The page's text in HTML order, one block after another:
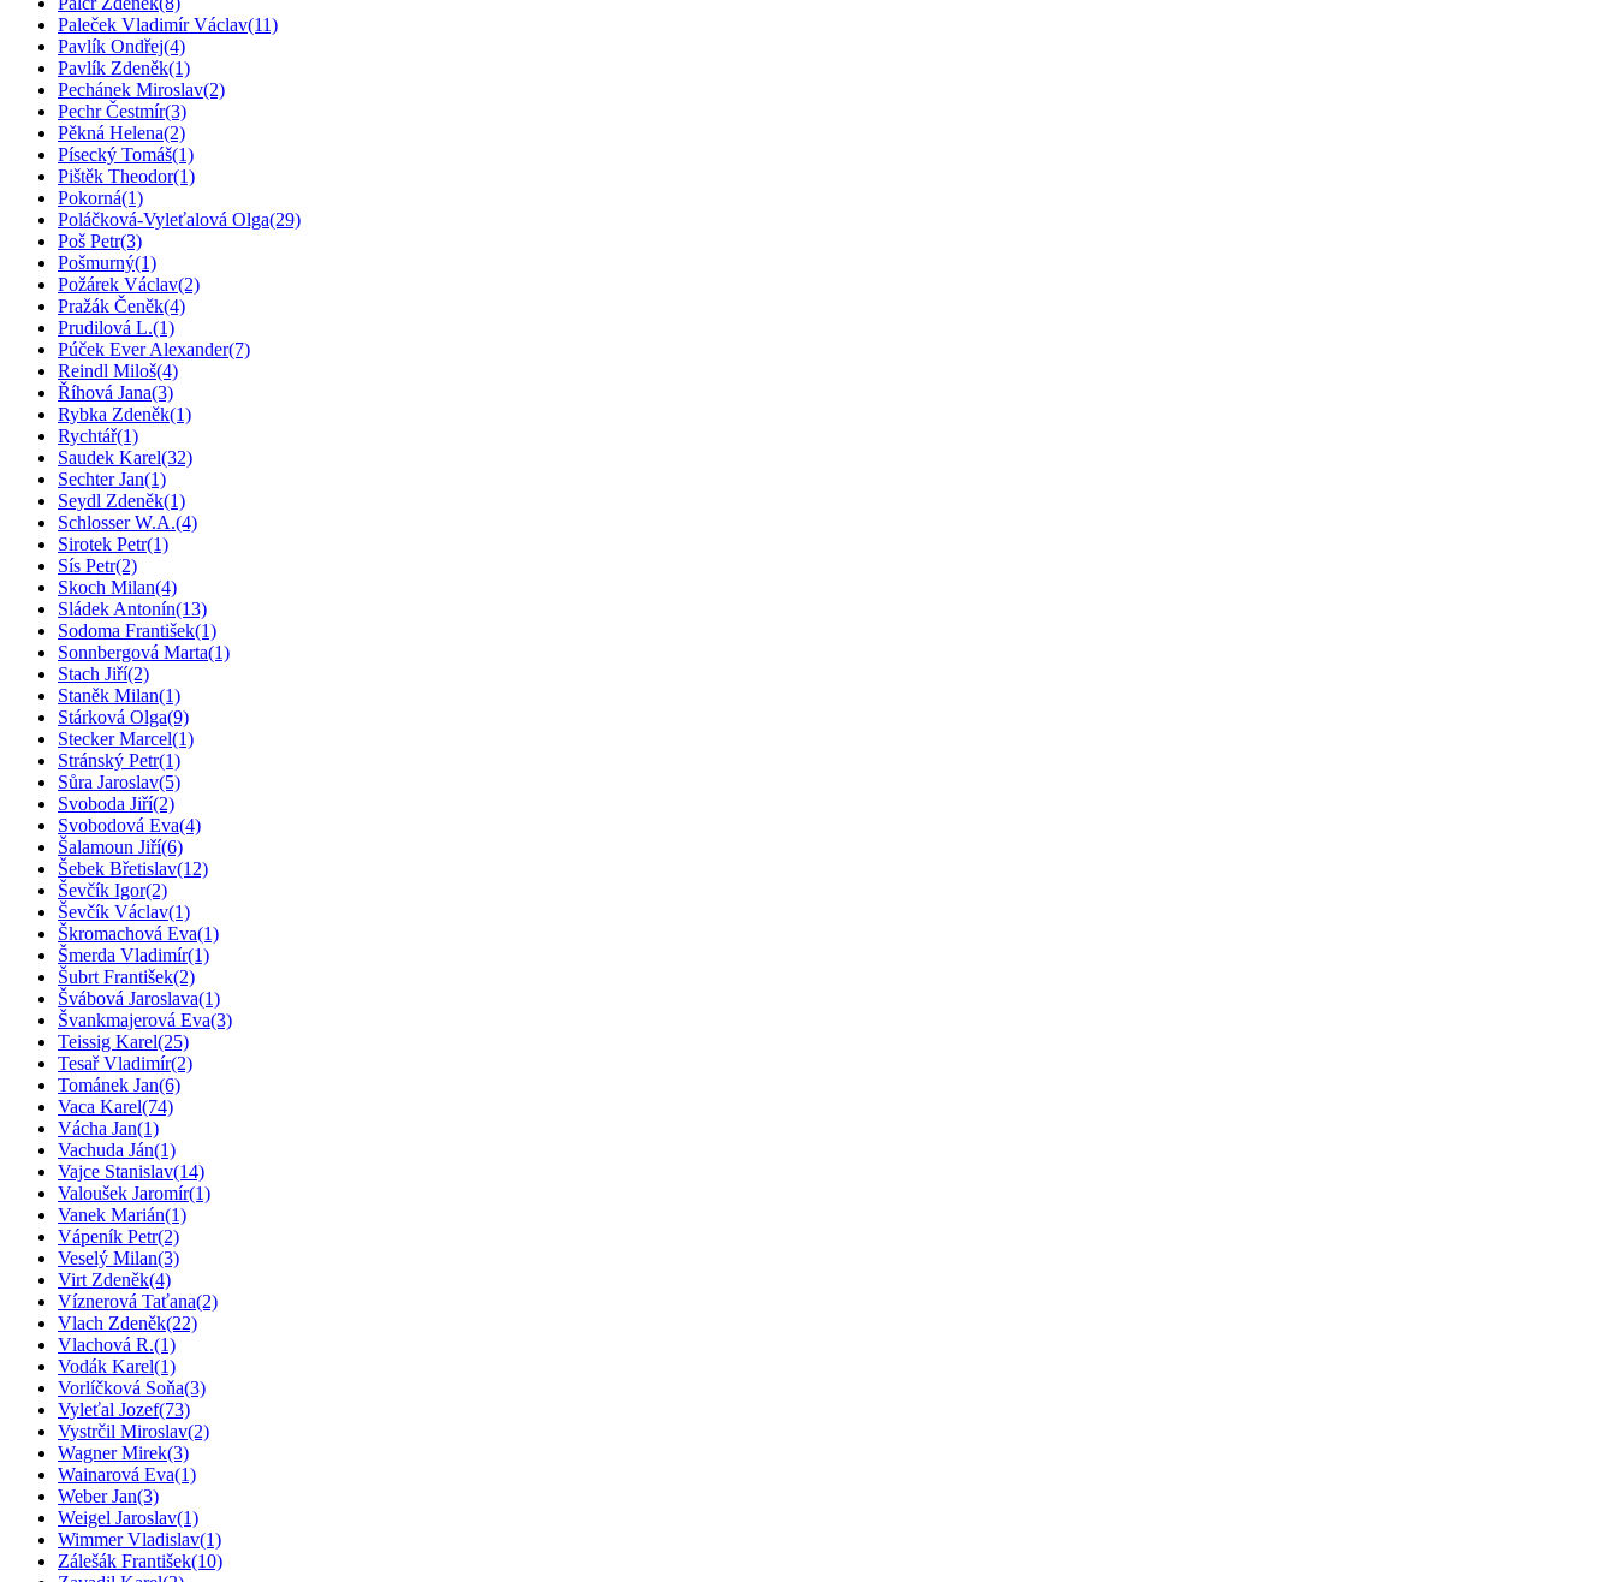
Paleček Vladimír Václav(11)
Pavlík Ondřej(4)
Pavlík Zdeněk(1)
Pechánek Miroslav(2)
Pechr Čestmír(3)
Pěkná Helena(2)
Písecký Tomáš(1)
Pištěk Theodor(1)
Pokorná(1)
Poláčková-Vyleťalová Olga(29)
Poš Petr(3)
Pošmurný(1)
Požárek Václav(2)
Pražák Čeněk(4)
Prudilová L.(1)
Púček Ever Alexander(7)
Reindl Miloš(4)
Říhová Jana(3)
Rybka Zdeněk(1)
Rychtář(1)
Saudek Karel(32)
Sechter Jan(1)
Seydl Zdeněk(1)
Schlosser W.A.(4)
Sirotek Petr(1)
Sís Petr(2)
Skoch Milan(4)
Sládek Antonín(13)
Sodoma František(1)
Sonnbergová Marta(1)
Stach Jiří(2)
Staněk Milan(1)
Stárková Olga(9)
Stecker Marcel(1)
Stránský Petr(1)
Sůra Jaroslav(5)
Svoboda Jiří(2)
Svobodová Eva(4)
Šalamoun Jiří(6)
Šebek Břetislav(12)
Ševčík Igor(2)
Ševčík Václav(1)
Škromachová Eva(1)
Šmerda Vladimír(1)
Šubrt František(2)
Švábová Jaroslava(1)
Švankmajerová Eva(3)
Teissig Karel(25)
Tesař Vladimír(2)
Tománek Jan(6)
Vaca Karel(74)
Vácha Jan(1)
Vachuda Ján(1)
Vajce Stanislav(14)
Valoušek Jaromír(1)
Vanek Marián(1)
Vápeník Petr(2)
Veselý Milan(3)
Virt Zdeněk(4)
Víznerová Taťana(2)
Vlach Zdeněk(22)
Vlachová R.(1)
Vodák Karel(1)
Vorlíčková Soňa(3)
Vyleťal Jozef(73)
Vystrčil Miroslav(2)
Wagner Mirek(3)
Wainarová Eva(1)
Weber Jan(3)
Weigel Jaroslav(1)
Wimmer Vladislav(1)
Zálešák František(10)